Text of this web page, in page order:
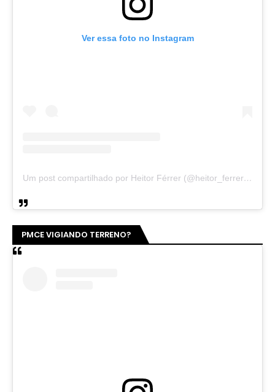
Ver essa foto no Instagram
Um post compartilhado por Heitor Férrer (@heitor_ferrer77)
PMCE VIGIANDO TERRENO?